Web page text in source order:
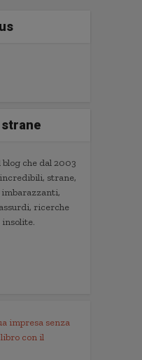
strane
che dal 2003
strane,
ricerche
impresa senza
con il